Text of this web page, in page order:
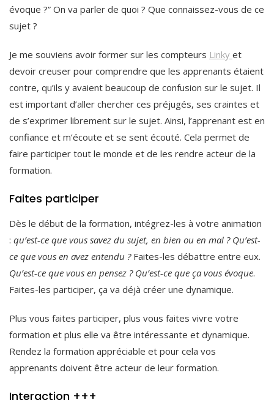
évoque ?” On va parler de quoi ? Que connaissez-vous de ce
sujet ?
Je me souviens avoir former sur les compteurs Linky et
devoir creuser pour comprendre que les apprenants étaient
contre, qu’ils y avaient beaucoup de confusion sur le sujet. Il
est important d’aller chercher ces préjugés, ses craintes et
de s’exprimer librement sur le sujet. Ainsi, l’apprenant est en
confiance et m’écoute et se sent écouté. Cela permet de
faire participer tout le monde et de les rendre acteur de la
formation.
Faites participer
Dès le début de la formation, intégrez-les à votre animation
: qu’est-ce que vous savez du sujet, en bien ou en mal ? Qu’est-
ce que vous en avez entendu ? Faites-les débattre entre eux.
Qu’est-ce que vous en pensez ? Qu’est-ce que ça vous évoque.
Faites-les participer, ça va déjà créer une dynamique.
Plus vous faites participer, plus vous faites vivre votre
formation et plus elle va être intéressante et dynamique.
Rendez la formation appréciable et pour cela vos
apprenants doivent être acteur de leur formation.
Interaction +++